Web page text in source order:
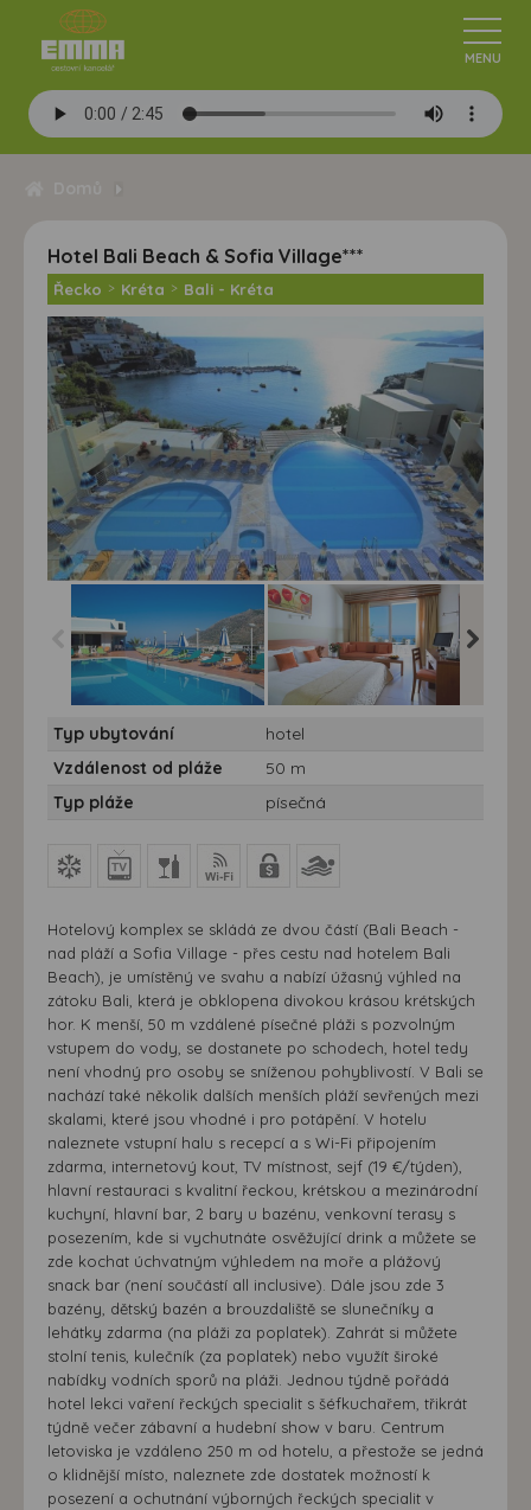
Hotel Bali Beach & Sofia Village***
Řecko > Kréta > Bali - Kréta
Village*** - Hotel Bali
Beach and Village -
Řecko - Kréta - Bali
Village*** - Hotel Bali
Beach and Village -
Řecko - Kréta - Bali
Typ ubytování
hotel
Vzdálenost od pláže
50 m
Typ pláže
písečná
Hotelový komplex se skládá ze dvou částí (Bali Beach -
nad pláží a Sofia Village - přes cestu nad hotelem Bali
Beach), je umístěný ve svahu a nabízí úžasný výhled na
zátoku Bali, která je obklopena divokou krásou krétských
hor. K menší, 50 m vzdálené písečné pláži s pozvolným
vstupem do vody, se dostanete po schodech, hotel tedy
není vhodný pro osoby se sníženou pohyblivostí. V Bali se
nachází také několik dalších menších pláží sevřených mezi
skalami, které jsou vhodné i pro potápění. V hotelu
naleznete vstupní halu s recepcí a s Wi-Fi připojením
zdarma, internetový kout, TV místnost, sejf (19 €/týden),
hlavní restauraci s kvalitní řeckou, krétskou a mezinárodní
kuchyní, hlavní bar, 2 bary u bazénu, venkovní terasy s
posezením, kde si vychutnáte osvěžující drink a můžete se
zde kochat úchvatným výhledem na moře a plážový
snack bar (není součástí all inclusive). Dále jsou zde 3
bazény, dětský bazén a brouzdaliště se slunečníky a
lehátky zdarma (na pláži za poplatek). Zahrát si můžete
stolní tenis, kulečník (za poplatek) nebo využít široké
nabídky vodních sporů na pláži. Jednou týdně pořádá
hotel lekci vaření řeckých specialit s šéfkuchařem, třikrát
týdně večer zábavní a hudební show v baru. Centrum
letoviska je vzdáleno 250 m od hotelu, a přestože se jedná
o klidnější místo, naleznete zde dostatek možností k
posezení a ochutnání výborných řeckých specialit v